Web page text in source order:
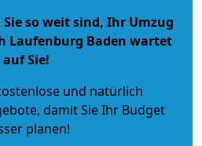
so weit sind, Ihr Umzug
Laufenburg Baden wartet
auf Sie!
und natürlich
, damit Sie Ihr Budget
planen!